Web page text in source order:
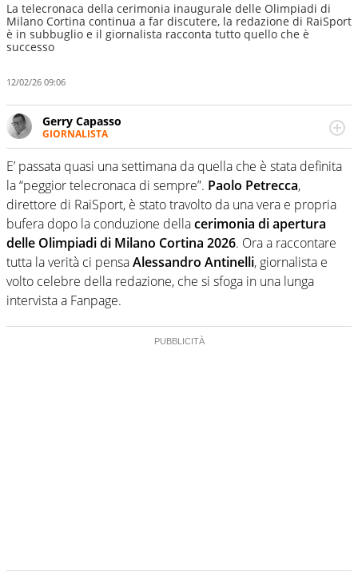
La telecronaca della cerimonia inaugurale delle Olimpiadi di
Milano Cortina continua a far discutere, la redazione di RaiSport
è in subbuglio e il giornalista racconta tutto quello che è
successo
12/02/26 09:06
Gerry Capasso
GIORNALISTA
Per lui gli sport americani non hanno segreti: basket,
football, baseball e la capacità innata di trovare la notizia
dove altri non vedono granché
E’ passata quasi una settimana da quella che è stata definita
la “peggior telecronaca di sempre”. Paolo Petrecca,
direttore di RaiSport, è stato travolto da una vera e propria
bufera dopo la conduzione dellacerimonia di apertura
delle Olimpiadi di Milano Cortina 2026. Ora a raccontare
tutta la verità ci pensaAlessandro Antinelli, giornalista e
volto celebre della redazione, che si sfoga in una lunga
intervista a Fanpage.